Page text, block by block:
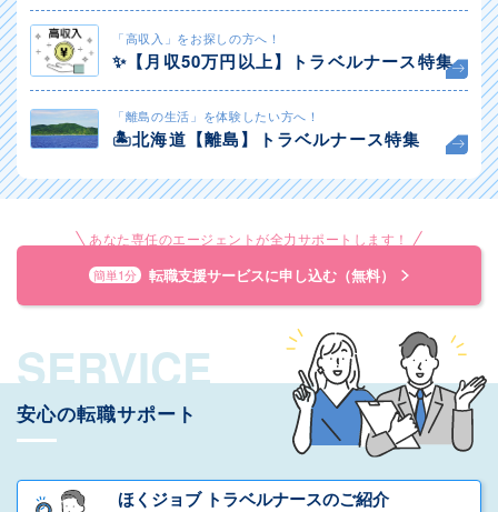
「高収入」をお探しの方へ！
✨️【月収50万円以上】トラベルナース特集
「離島の生活」を体験したい方へ！
🏝️北海道【離島】トラベルナース特集
あなた専任のエージェントが全力サポートします！
簡単1分 転職支援サービスに申し込む（無料）
SERVICE
安心の転職サポート
ほくジョブ トラベルナースのご紹介